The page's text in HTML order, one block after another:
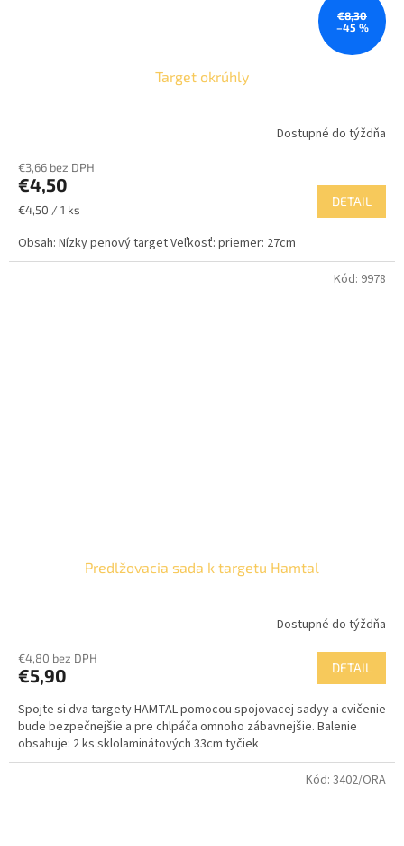
€8,30
–45 %
Target okrúhly
Dostupné do týždňa
€3,66 bez DPH
€4,50
Jednotková
€4,50 / 1 ks
DETAIL
Obsah: Nízky penový target Veľkosť: priemer: 27cm
Predlžovacia sada k targetu Hamtal
Dostupné do týždňa
€4,80 bez DPH
€5,90 DETAIL
Spojte si dva targety HAMTAL pomocou spojovacej sadyy a cvičenie
bude bezpečnejšie a pre chlpáča omnoho zábavnejšie. Balenie
obsahuje: 2 ks sklolaminátových 33cm tyčiek
Kód: 9978
Kód: 3402/ORA